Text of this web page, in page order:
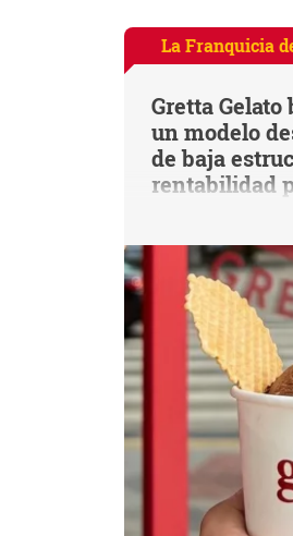
La Franquicia
Gretta
un modelo
de baja
rentabilidad